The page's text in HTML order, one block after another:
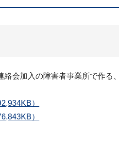
絡会加入の障害者事業所で作
）
）